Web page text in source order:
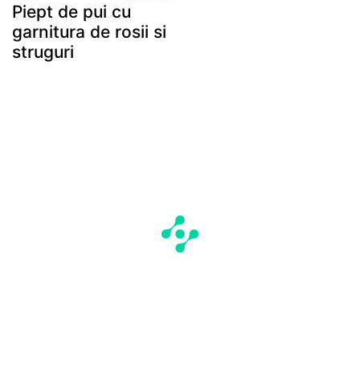
Piept de pui cu
garnitura de rosii si
struguri